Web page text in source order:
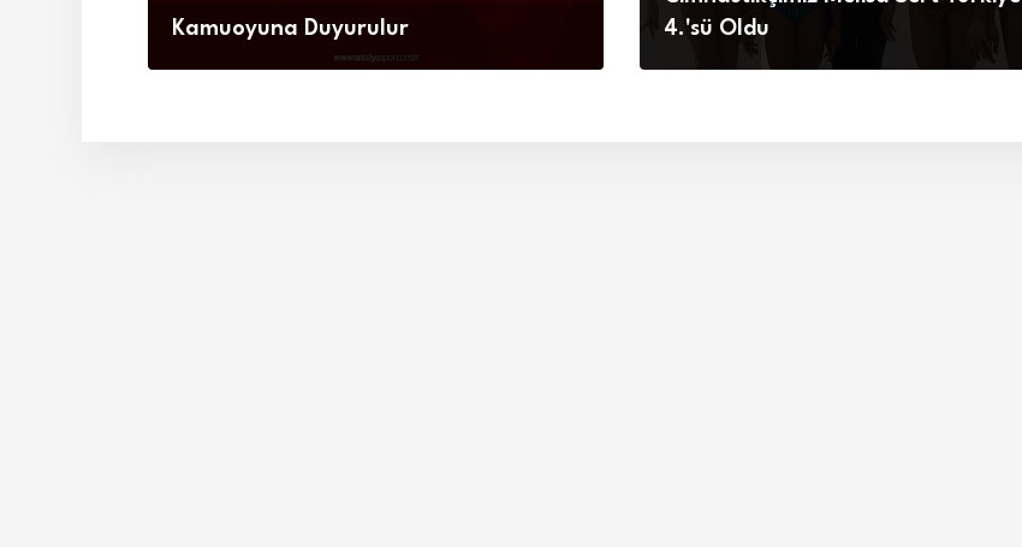
Kamuoyuna Duyurulur
4.'sü Oldu